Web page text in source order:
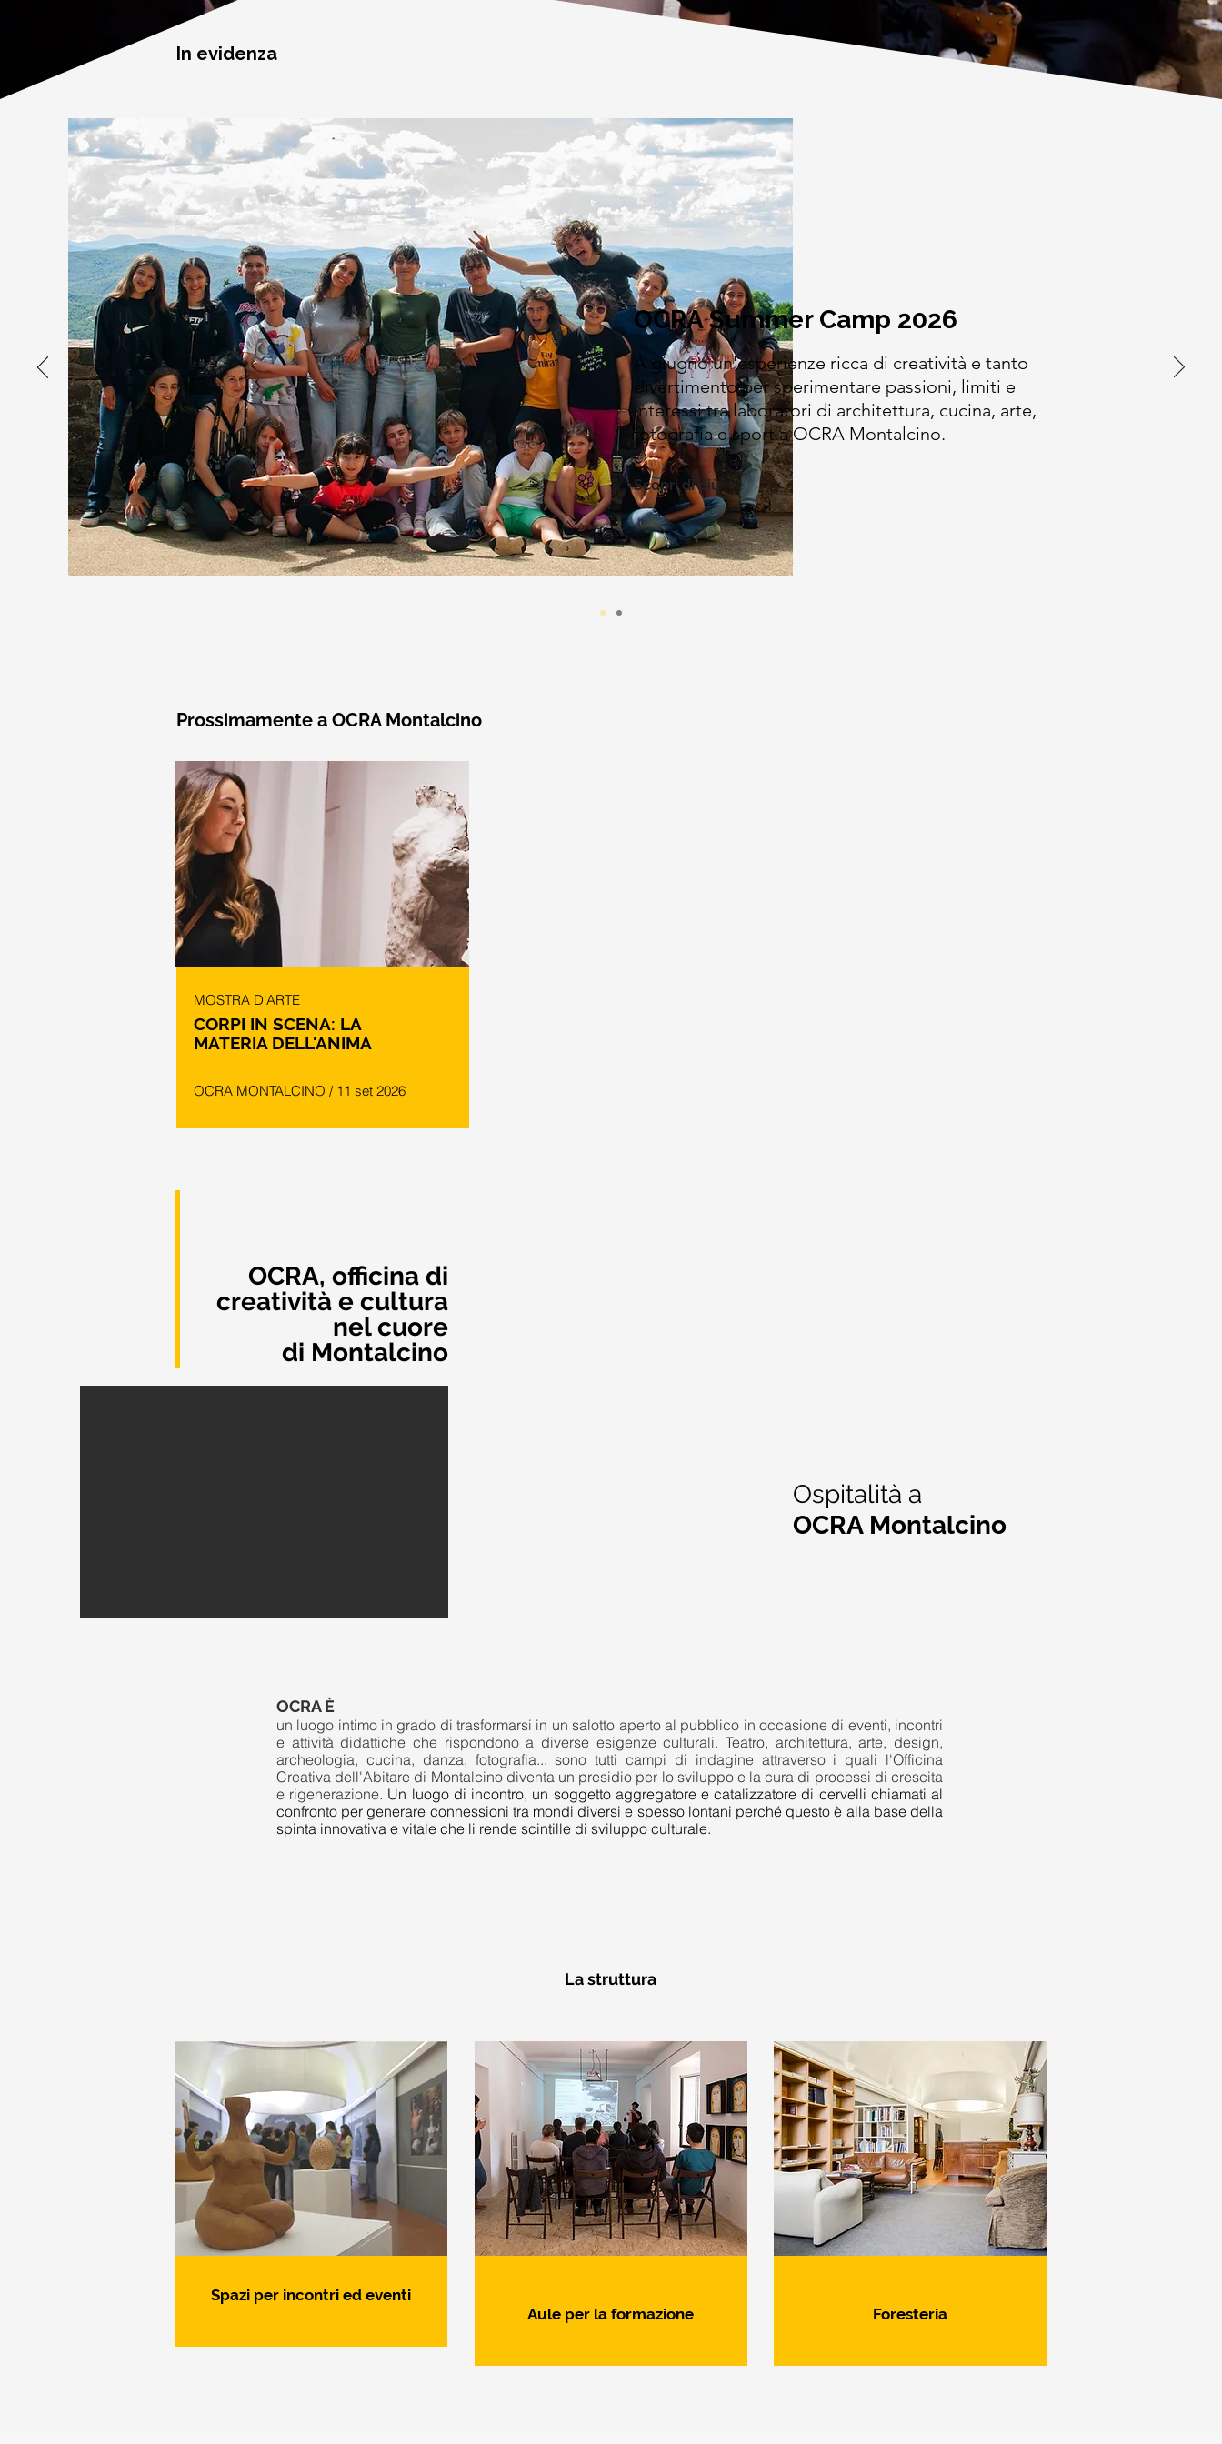
In evidenza
OCRA Summer Camp 2026
A giugno un'esperienze ricca di creatività e tanto
divertimento per sperimentare passioni, limiti e
interessi tra laboratori di architettura, cucina, arte,
fotografia e sport a OCRA Montalcino.
Scopri di più
Prossimamente a OCRA Montalcino
MOSTRA D'ARTE
CORPI IN SCENA: LA
MATERIA DELL'ANIMA
OCRA MONTALCINO / 11 set 2026
OCRA È
un luogo intimo in grado di trasformarsi in un salotto aperto al pubblico in occasione di eventi, incontri
e attività didattiche che rispondono a diverse esigenze culturali. Teatro, architettura, arte, design,
archeologia, cucina, danza, fotografia... sono tutti campi di indagine attraverso i quali l'Officina
Creativa dell'Abitare di Montalcino diventa un presidio per lo sviluppo e la cura di processi di crescita
e rigenerazione. Un luogo di incontro, un soggetto aggregatore e catalizzatore di cervelli chiamati al
confronto per generare connessioni tra mondi diversi e spesso lontani perché questo è alla base della
spinta innovativa e vitale che li rende scintille di sviluppo culturale.
OCRA, officina di
creatività e cultura
nel cuore
di Montalcino
Ospitalità a
OCRA Montalcino
La struttura
Spazi per incontri ed eventi
Aule per la formazione
Foresteria